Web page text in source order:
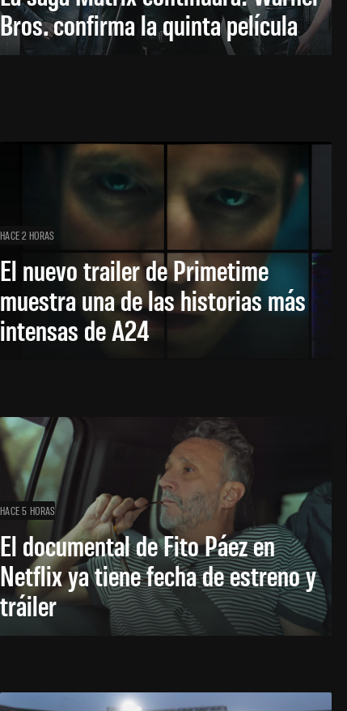
Bros. confirma la quinta película
HACE 2 HORAS
El nuevo trailer de Primetime
muestra una de las historias más
intensas de A24
HACE 5 HORAS
El documental de Fito Páez en
Netflix ya tiene fecha de estreno y
tráiler